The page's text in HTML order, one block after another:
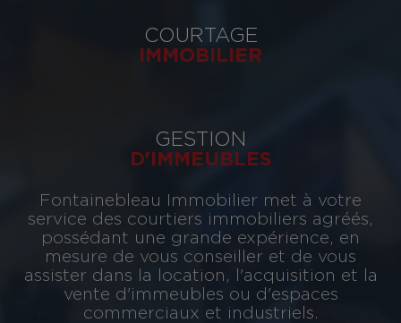
COURTAGE
IMMOBILIER
GESTION
D'IMMEUBLES
Fontainebleau Immobilier met à votre
service des courtiers immobiliers agréés,
possédant une grande expérience, en
mesure de vous conseiller et de vous
assister dans la location, l'acquisition et la
vente d'immeubles ou d'espaces
commerciaux et industriels.